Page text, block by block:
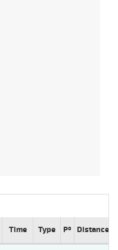
Time Type Pº Distance